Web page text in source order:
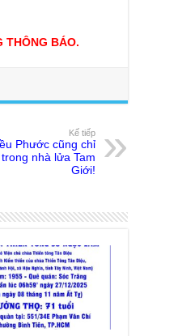
THÔNG BÁO.
Kế tiếp
Phước cũng chỉ
nhà lửa Tam
Giới!